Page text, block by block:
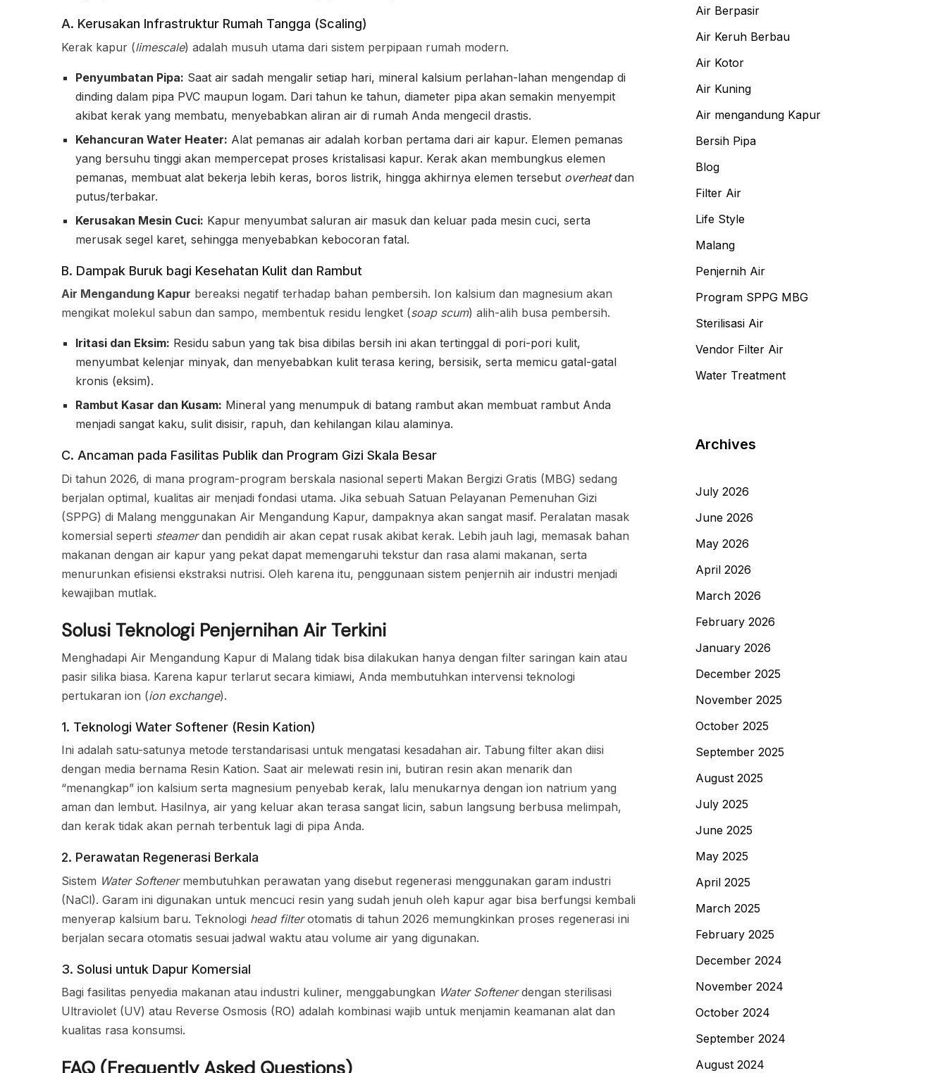
A. Kerusakan Infrastruktur Rumah Tangga (Scaling)
Kerak kapur (limescale) adalah musuh utama dari sistem perpipaan rumah modern.
Penyumbatan Pipa: Saat air sadah mengalir setiap hari, mineral kalsium perlahan-lahan mengendap di
dinding dalam pipa PVC maupun logam. Dari tahun ke tahun, diameter pipa akan semakin menyempit
akibat kerak yang membatu, menyebabkan aliran air di rumah Anda mengecil drastis.
Kehancuran Water Heater: Alat pemanas air adalah korban pertama dari air kapur. Elemen pemanas
yang bersuhu tinggi akan mempercepat proses kristalisasi kapur. Kerak akan membungkus elemen
pemanas, membuat alat bekerja lebih keras, boros listrik, hingga akhirnya elemen tersebut overheatdan
putus/terbakar.
Kerusakan Mesin Cuci: Kapur menyumbat saluran air masuk dan keluar pada mesin cuci, serta
merusak segel karet, sehingga menyebabkan kebocoran fatal.
B. Dampak Buruk bagi Kesehatan Kulit dan Rambut
Air Mengandung Kapur bereaksi negatif terhadap bahan pembersih. Ion kalsium dan magnesium akan
mengikat molekul sabun dan sampo, membentuk residu lengket (soap scum) alih-alih busa pembersih.
Iritasi dan Eksim: Residu sabun yang tak bisa dibilas bersih ini akan tertinggal di pori-pori kulit,
menyumbat kelenjar minyak, dan menyebabkan kulit terasa kering, bersisik, serta memicu gatal-gatal
kronis (eksim).
Rambut Kasar dan Kusam: Mineral yang menumpuk di batang rambut akan membuat rambut Anda
menjadi sangat kaku, sulit disisir, rapuh, dan kehilangan kilau alaminya.
C. Ancaman pada Fasilitas Publik dan Program Gizi Skala Besar
Di tahun 2026, di mana program-program berskala nasional seperti Makan Bergizi Gratis (MBG) sedang
berjalan optimal, kualitas air menjadi fondasi utama. Jika sebuah Satuan Pelayanan Pemenuhan Gizi
(SPPG) di Malang menggunakan Air Mengandung Kapur, dampaknya akan sangat masif. Peralatan masak
komersial seperti steamerdan pendidih air akan cepat rusak akibat kerak. Lebih jauh lagi, memasak bahan
makanan dengan air kapur yang pekat dapat memengaruhi tekstur dan rasa alami makanan, serta
menurunkan efisiensi ekstraksi nutrisi. Oleh karena itu, penggunaan sistem penjernih air industri menjadi
kewajiban mutlak.
Solusi Teknologi Penjernihan Air Terkini
Menghadapi Air Mengandung Kapur di Malang tidak bisa dilakukan hanya dengan filter saringan kain atau
pasir silika biasa. Karena kapur terlarut secara kimiawi, Anda membutuhkan intervensi teknologi
pertukaran ion (ion exchange).
1. Teknologi Water Softener (Resin Kation)
Ini adalah satu-satunya metode terstandarisasi untuk mengatasi kesadahan air. Tabung filter akan diisi
dengan media bernama Resin Kation. Saat air melewati resin ini, butiran resin akan menarik dan
“menangkap” ion kalsium serta magnesium penyebab kerak, lalu menukarnya dengan ion natrium yang
aman dan lembut. Hasilnya, air yang keluar akan terasa sangat licin, sabun langsung berbusa melimpah,
dan kerak tidak akan pernah terbentuk lagi di pipa Anda.
2. Perawatan Regenerasi Berkala
Sistem Water Softenermembutuhkan perawatan yang disebut regenerasi menggunakan garam industri
(NaCl). Garam ini digunakan untuk mencuci resin yang sudah jenuh oleh kapur agar bisa berfungsi kembali
menyerap kalsium baru. Teknologi head filterotomatis di tahun 2026 memungkinkan proses regenerasi ini
berjalan secara otomatis sesuai jadwal waktu atau volume air yang digunakan.
3. Solusi untuk Dapur Komersial
Bagi fasilitas penyedia makanan atau industri kuliner, menggabungkan Water Softenerdengan sterilisasi
Ultraviolet (UV) atau Reverse Osmosis (RO) adalah kombinasi wajib untuk menjamin keamanan alat dan
kualitas rasa konsumsi.
FAQ (Frequently Asked Questions)
Air Berpasir
Air Keruh Berbau
Air Kotor
Air Kuning
Air mengandung Kapur
Bersih Pipa
Blog
Filter Air
Life Style
Malang
Penjernih Air
Program SPPG MBG
Sterilisasi Air
Vendor Filter Air
Water Treatment
Archives
July 2026
June 2026
May 2026
April 2026
March 2026
February 2026
January 2026
December 2025
November 2025
October 2025
September 2025
August 2025
July 2025
June 2025
May 2025
April 2025
March 2025
February 2025
December 2024
November 2024
October 2024
September 2024
August 2024